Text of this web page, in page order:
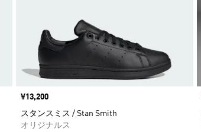
価格
¥13,200
スタンスミス / Stan Smith
オリジナルス